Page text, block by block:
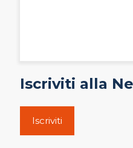
Iscriviti alla
Iscriviti